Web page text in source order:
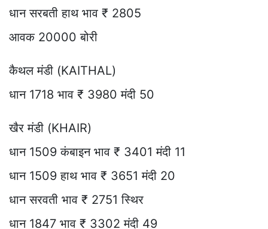
धान सरबती हाथ भाव ₹ 2805
आवक 20000 बोरी
कैथल मंडी (KAITHAL)
धान 1718 भाव ₹ 3980 मंदी 50
खैर मंडी (KHAIR)
धान 1509 कंबाइन भाव ₹ 3401 मंदी 11
धान 1509 हाथ भाव ₹ 3651 मंदी 20
धान सरवती भाव ₹ 2751 स्थिर
धान 1847 भाव ₹ 3302 मंदी 49